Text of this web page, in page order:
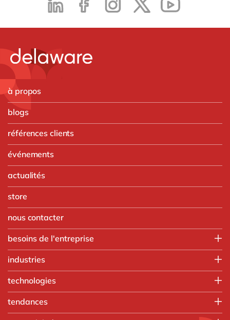
à propos
blogs
références clients
événements
actualités
store
nous contacter
besoins de l'entreprise
Opérations
Ressources humaines
Ventes & marketing
industries
Automobile
Chimie
Commerce de gros
technologies
tendances